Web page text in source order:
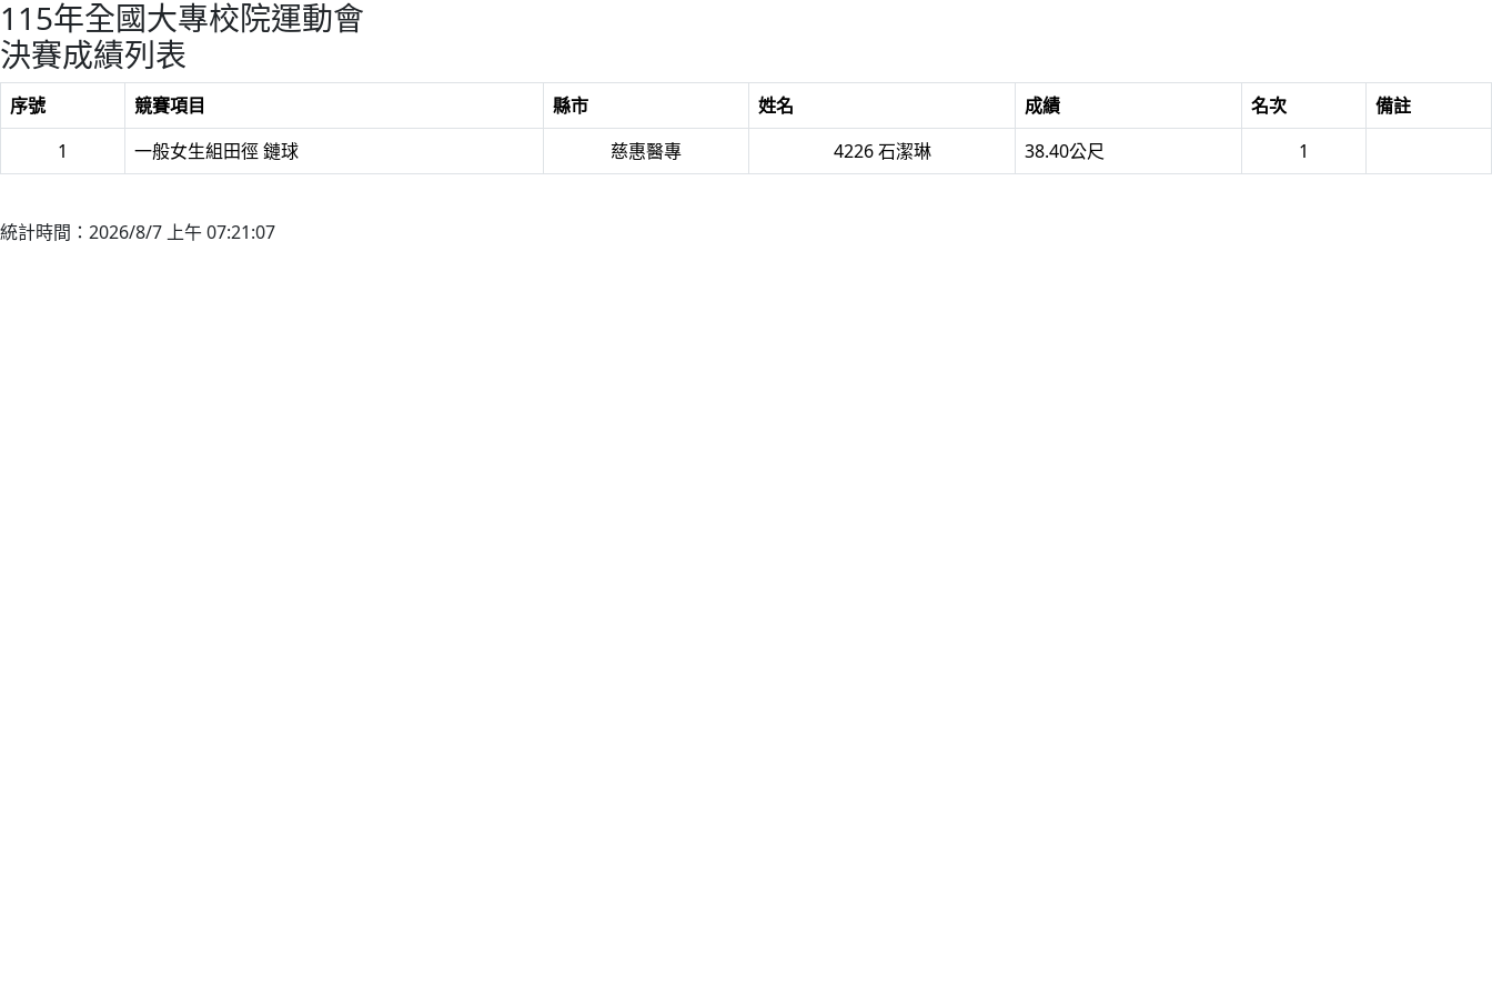
115年全國大專校院運動會
決賽成績列表
序號 競賽項目 縣市 姓名 成績 名次
備註
1
一般女生組田徑 鏈球 慈惠醫專 4226 石潔琳 38.40公尺 1
統計時間：2026/8/7 上午 07:21:07